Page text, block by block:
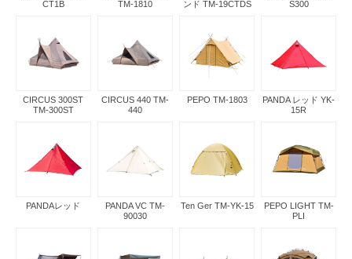
CT1B
TM-1810
ンド TM-19CTDS
S300
CIRCUS 300ST
TM-300ST
CIRCUS 440 TM-
440
PEPO TM-1803
PANDA レッド YK-
15R
PANDAレッド
PANDA VC TM-
90030
Ten Ger TM-YK-15
PEPO LIGHT TM-
PLI